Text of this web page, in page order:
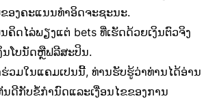
ອງຄະແນນທໍາອິດຈະຊະນະ.
ຄິດໄລ່ພຽງແຕ່ bets ທີ່ເຮັດດ້ວຍເງິນຕົວຈິງ
ນໂບນັດຫຼືຟລີສະປິນ.
ຮ່ວມໃນແຄມເປນນີ້, ທ່ານຮັບຮູ້ວ່າທ່ານໄດ້ອ່ານ
ນດີກັບຂໍ້ກໍານົດແລະເງື່ອນໄຂຂອງການ